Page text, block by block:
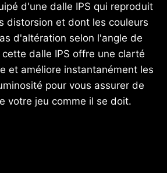
d'une dalle IPS qui reproduit
distorsion et dont les couleurs
d'altération selon l'angle de
dalle IPS offre une clarté
et améliore instantanément les
pour vous assurer de
votre jeu comme il se doit.